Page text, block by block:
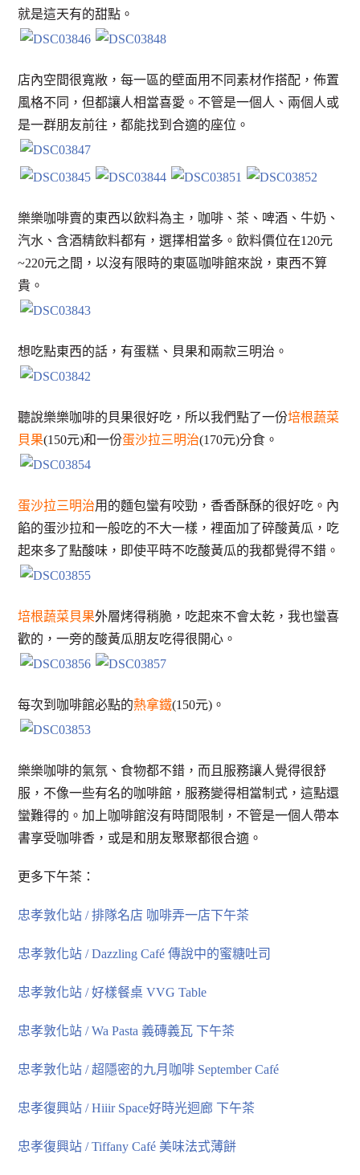
就是這天有的甜點。
店內空間很寬敞，每一區的壁面用不同素材作搭配，佈置
風格不同，但都讓人相當喜愛。不管是一個人、兩個人或
是一群朋友前往，都能找到合適的座位。
樂樂咖啡賣的東西以飲料為主，咖啡、茶、啤酒、牛奶、
汽水、含酒精飲料都有，選擇相當多。飲料價位在120元
~220元之間，以沒有限時的東區咖啡館來說，東西不算
貴。
想吃點東西的話，有蛋糕、貝果和兩款三明治。
聽說樂樂咖啡的貝果很好吃，所以我們點了一份培根蔬菜
貝果(150元)和一份蛋沙拉三明治(170元)分食。
蛋沙拉三明治用的麵包蠻有咬勁，香香酥酥的很好吃。內
餡的蛋沙拉和一般吃的不大一樣，裡面加了碎酸黃瓜，吃
起來多了點酸味，即使平時不吃酸黃瓜的我都覺得不錯。
培根蔬菜貝果外層烤得稍脆，吃起來不會太乾，我也蠻喜
歡的，一旁的酸黃瓜朋友吃得很開心。
每次到咖啡館必點的熱拿鐵(150元)。
樂樂咖啡的氣氛、食物都不錯，而且服務讓人覺得很舒
服，不像一些有名的咖啡館，服務變得相當制式，這點還
蠻難得的。加上咖啡館沒有時間限制，不管是一個人帶本
書享受咖啡香，或是和朋友聚聚都很合適。
更多下午茶：
忠孝敦化站 / 排隊名店 咖啡弄一店下午茶
忠孝敦化站 / Dazzling Café 傳說中的蜜糖吐司
忠孝敦化站 / 好樣餐桌 VVG Table
忠孝敦化站 / Wa Pasta 義磚義瓦 下午茶
忠孝敦化站 / 超隱密的九月咖啡 September Café
忠孝復興站 / Hiiir Space好時光迴廊 下午茶
忠孝復興站 / Tiffany Café 美味法式薄餅